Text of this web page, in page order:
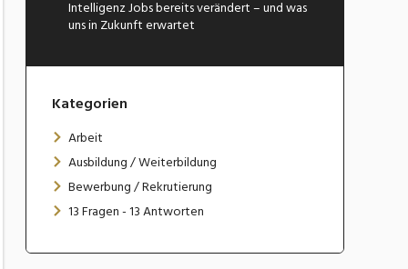
Intelligenz Jobs bereits verändert – und was
uns in Zukunft erwartet
Kategorien
Arbeit
Ausbildung / Weiterbildung
Bewerbung / Rekrutierung
13 Fragen - 13 Antworten